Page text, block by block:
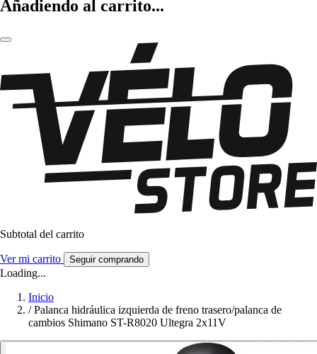
Añadiendo al carrito...
Subtotal del carrito
Ver mi carrito Seguir comprando
Loading...
Inicio
/ Palanca hidráulica izquierda de freno trasero/palanca de
cambios Shimano ST-R8020 Ultegra 2x11V